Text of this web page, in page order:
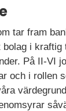
tar fram
i
På II-VI
och i rollen